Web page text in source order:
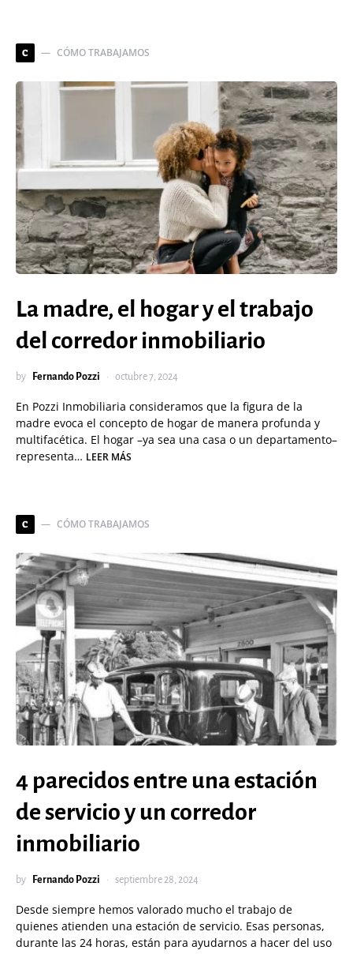
C CÓMO TRABAJAMOS
La madre, el hogar y el trabajo
del corredor inmobiliario
by Fernando Pozzi octubre 7, 2024
En Pozzi Inmobiliaria consideramos que la figura de la
madre evoca el concepto de hogar de manera profunda y
multifacética. El hogar –ya sea una casa o un departamento–
representa… LEER MÁS
C CÓMO TRABAJAMOS
4 parecidos entre una estación
de servicio y un corredor
inmobiliario
by Fernando Pozzi septiembre 28, 2024
Desde siempre hemos valorado mucho el trabajo de
quienes atienden una estación de servicio. Esas personas,
durante las 24 horas, están para ayudarnos a hacer del uso